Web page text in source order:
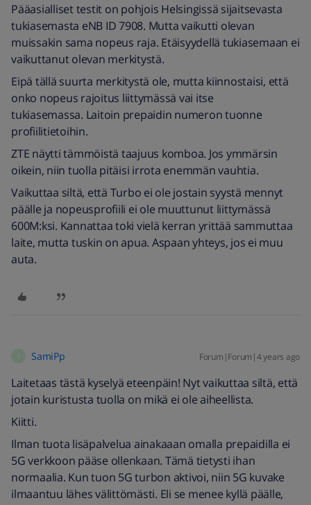
Pääasialliset testit on pohjois Helsingissä sijaitsevasta
tukiasemasta eNB ID 7908. Mutta vaikutti olevan
muissakin sama nopeus raja. Etäisyydellä tukiasemaan ei
vaikuttanut olevan merkitystä.
Eipä tällä suurta merkitystä ole, mutta kiinnostaisi, että
onko nopeus rajoitus liittymässä vai itse
tukiasemassa. Laitoin prepaidin numeron tuonne
profiilitietoihin.
ZTE näytti tämmöistä taajuus komboa. Jos ymmärsin
oikein, niin tuolla pitäisi irrota enemmän vauhtia.
Vaikuttaa siltä, että Turbo ei ole jostain syystä mennyt
päälle ja nopeusprofiili ei ole muuttunut liittymässä
600M:ksi. Kannattaa toki vielä kerran yrittää sammuttaa
laite, mutta tuskin on apua. Aspaan yhteys, jos ei muu
auta.
SamiPp Forum|Forum|4 years ago
Laitetaas tästä kyselyä eteenpäin! Nyt vaikuttaa siltä, että
jotain kuristusta tuolla on mikä ei ole aiheellista.
Kiitti.
Ilman tuota lisäpalvelua ainakaaan omalla prepaidilla ei
5G verkkoon pääse ollenkaan. Tämä tietysti ihan
normaalia. Kun tuon 5G turbon aktivoi, niin 5G kuvake
ilmaantuu lähes välittömästi. Eli se menee kyllä päälle,